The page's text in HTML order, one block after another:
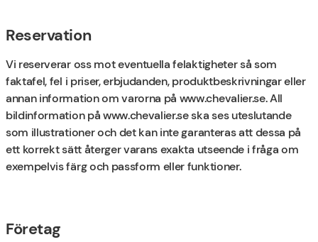
Reservation
Vi reserverar oss mot eventuella felaktigheter så som
faktafel, fel i priser, erbjudanden, produktbeskrivningar eller
annan information om varorna på www.chevalier.se. All
bildinformation på www.chevalier.se ska ses uteslutande
som illustrationer och det kan inte garanteras att dessa på
ett korrekt sätt återger varans exakta utseende i fråga om
exempelvis färg och passform eller funktioner.
Företag